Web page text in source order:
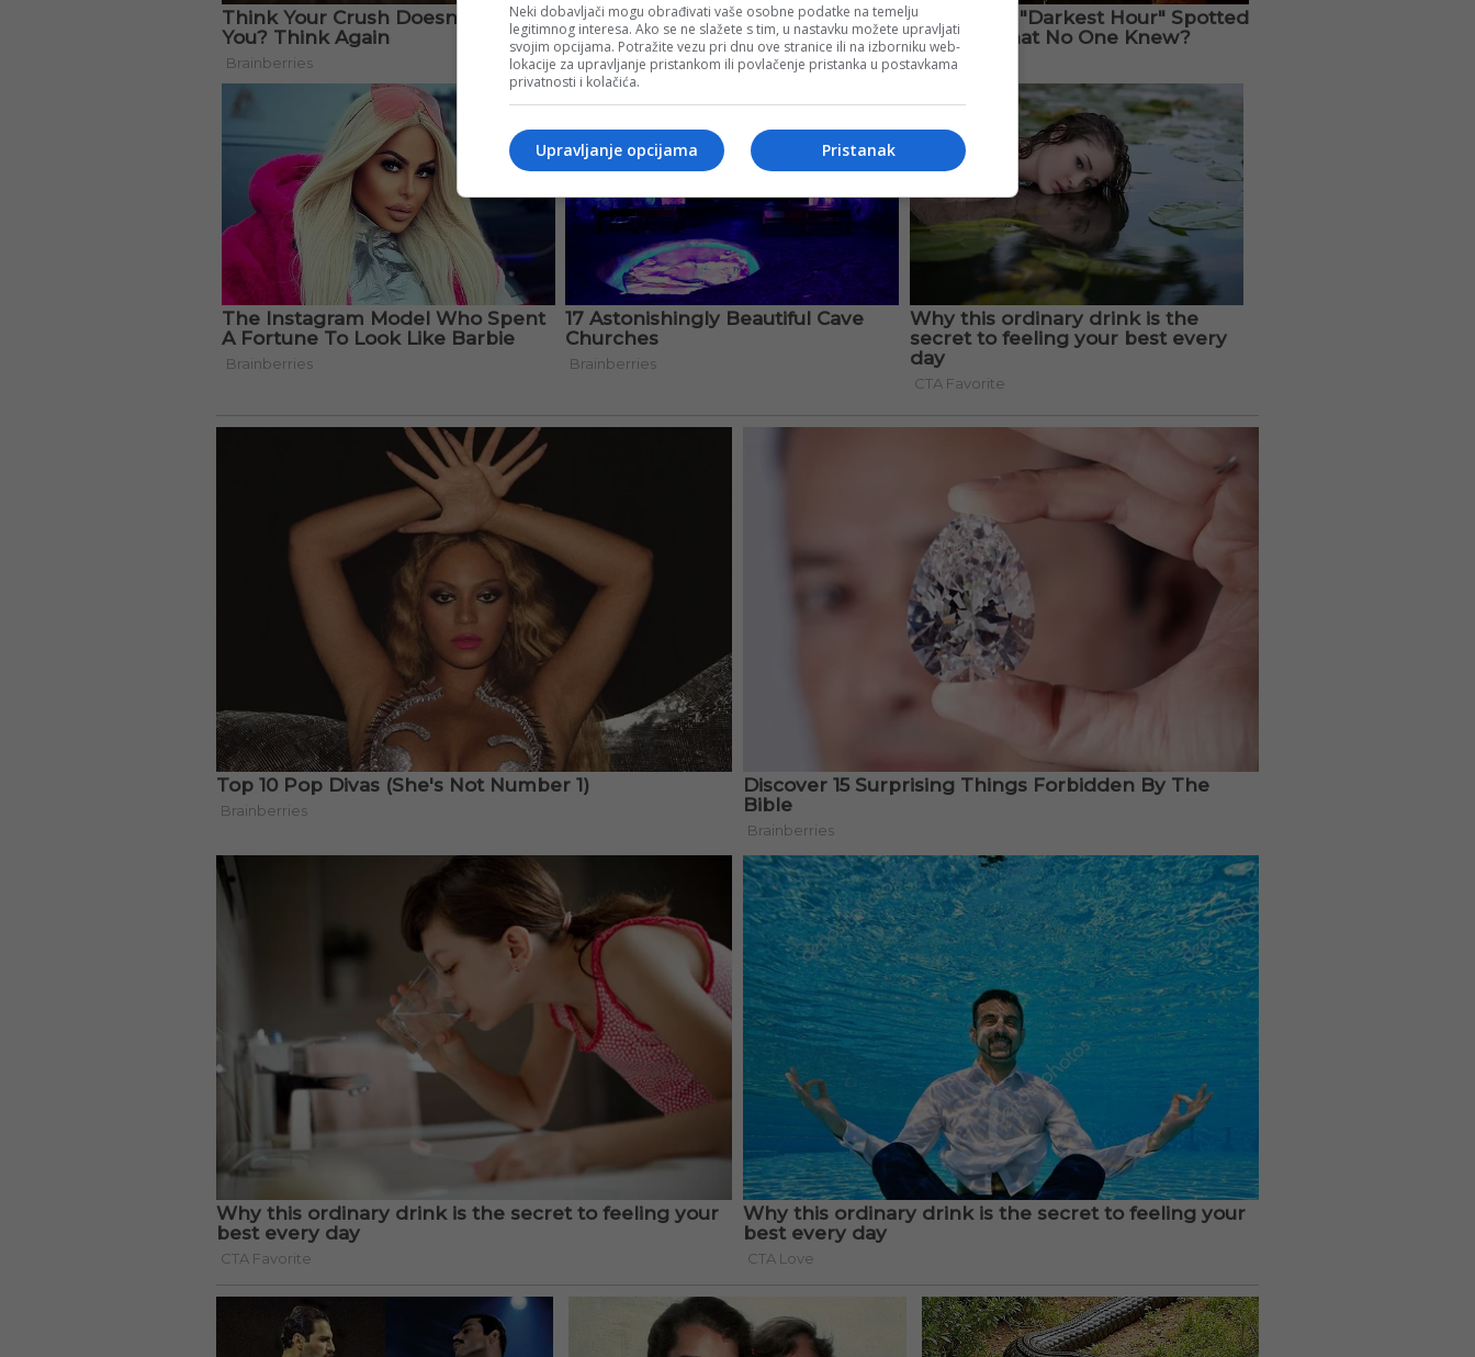
Neki dobavljači mogu obrađivati vaše osobne podatke na temelju
legitimnog interesa. Ako se ne slažete s tim, u nastavku možete upravljati
svojim opcijama. Potražite vezu pri dnu ove stranice ili na izborniku web-
lokacije za upravljanje pristankom ili povlačenje pristanka u postavkama
privatnosti i kolačića.
Pristanak
Upravljanje opcijama